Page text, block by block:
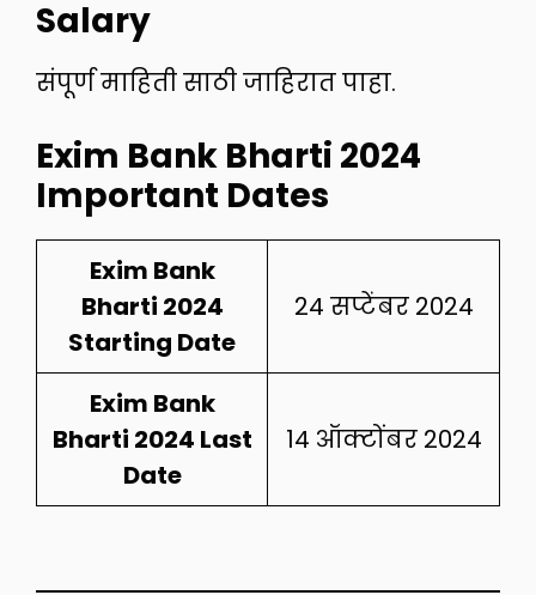
Salary
संपूर्ण माहिती साठी जाहिरात पाहा.
Exim Bank Bharti 2024
Important Dates
Exim Bank
Bharti 2024
Starting Date
24 सप्टेंबर 2024
Exim Bank
Bharti 2024 Last
Date
14 ऑक्टोंबर 2024